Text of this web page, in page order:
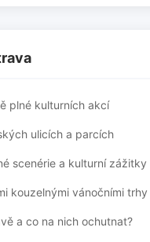
plné kulturních akcí
ulicích a parcích
scenérie a kulturní zážitky
kouzelnými vánočními trhy
a co na nich ochutnat?